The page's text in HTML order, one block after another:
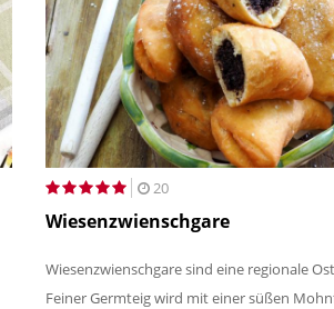
20
Wiesenzwienschgare
Wiesenzwienschgare sind eine regionale
Feiner Germteig wird mit einer süßen